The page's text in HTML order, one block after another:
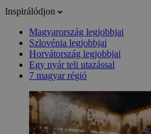
Inspirálódjon
Magyarország legjobbjai
Szlovénia legjobbjai
Horvátország legjobbjai
Egy nyár teli utazással
7 magyar régió